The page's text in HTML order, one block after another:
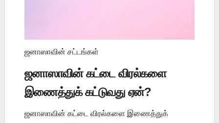
ஜனாஸாவின் சட்டங்கள்
ஜனாஸாவின் கட்டை விரல்களை
இணைத்துக் கட்டுவது ஏன்?
ஜனாஸாவின் கட்டை விரல்களை இணைத்துக்